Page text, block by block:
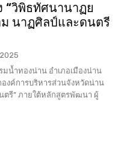
“วิพิธทัศนานาฏย
นาฏศิลป์และดนตรี
น้ำทองน่าน อำเภอเมืองน่าน
งค์การบริหารส่วนจังหวัดน่าน
ตรี” ภายใต้หลักสูตรพัฒนา ผู้